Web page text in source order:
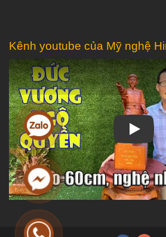
Kênh youtube của Mỹ nghệ
Play